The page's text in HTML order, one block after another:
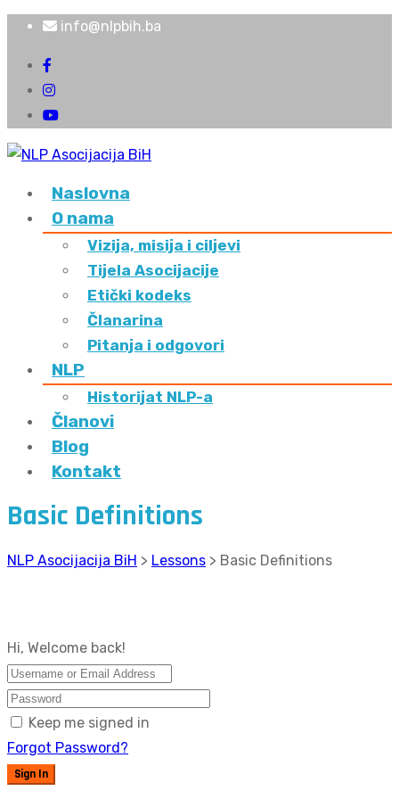
info@nlpbih.ba
Naslovna
O nama
Vizija, misija i ciljevi
Tijela Asocijacije
Etički kodeks
Članarina
Pitanja i odgovori
NLP
Historijat NLP-a
Članovi
Blog
Kontakt
Basic Definitions
NLP Asocijacija BiH > Lessons > Basic Definitions
Hi, Welcome back!
Keep me signed in
Forgot Password?
Sign In